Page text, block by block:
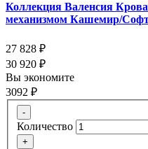
Коллекция Валенсия
механизмом Кашемир/
27 828 ₽
30 920 ₽
Вы экономите
3092 ₽
-
Количество
+